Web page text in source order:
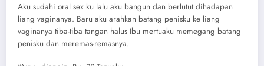
Aku sudahi oral sex ku lalu aku bangun dan berlutut dihadapan
liang vaginanya. Baru aku arahkan batang penisku ke liang
vaginanya tiba-tiba tangan halus Ibu mertuaku memegang batang
penisku dan meremas-remasnya.